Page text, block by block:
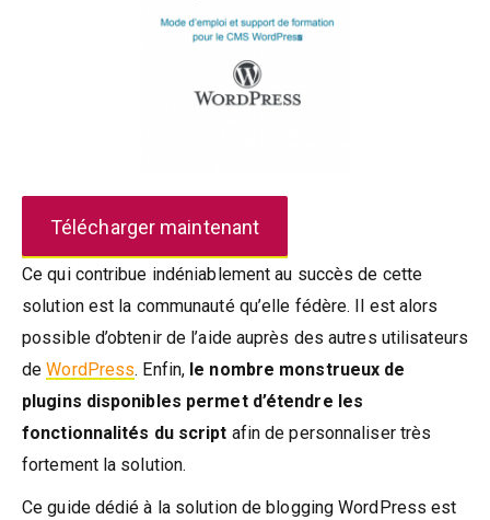
Télécharger maintenant
Ce qui contribue indéniablement au succès de cette
solution est la communauté qu’elle fédère. Il est alors
possible d’obtenir de l’aide auprès des autres utilisateurs
deWordPress. Enfin, le nombre monstrueux de
plugins disponibles permet d’étendre les
fonctionnalités du script afin de personnaliser très
fortement la solution.
Ce guide dédié à la solution de blogging WordPress est